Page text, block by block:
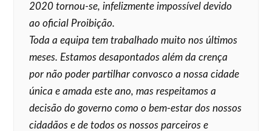
2020 tornou-se, infelizmente impossível devido
ao oficial Proibição.
Toda a equipa tem trabalhado muito nos últimos
meses. Estamos desapontados além da crença
por não poder partilhar convosco a nossa cidade
única e amada este ano, mas respeitamos a
decisão do governo como o bem-estar dos nossos
cidadãos e de todos os nossos parceiros e